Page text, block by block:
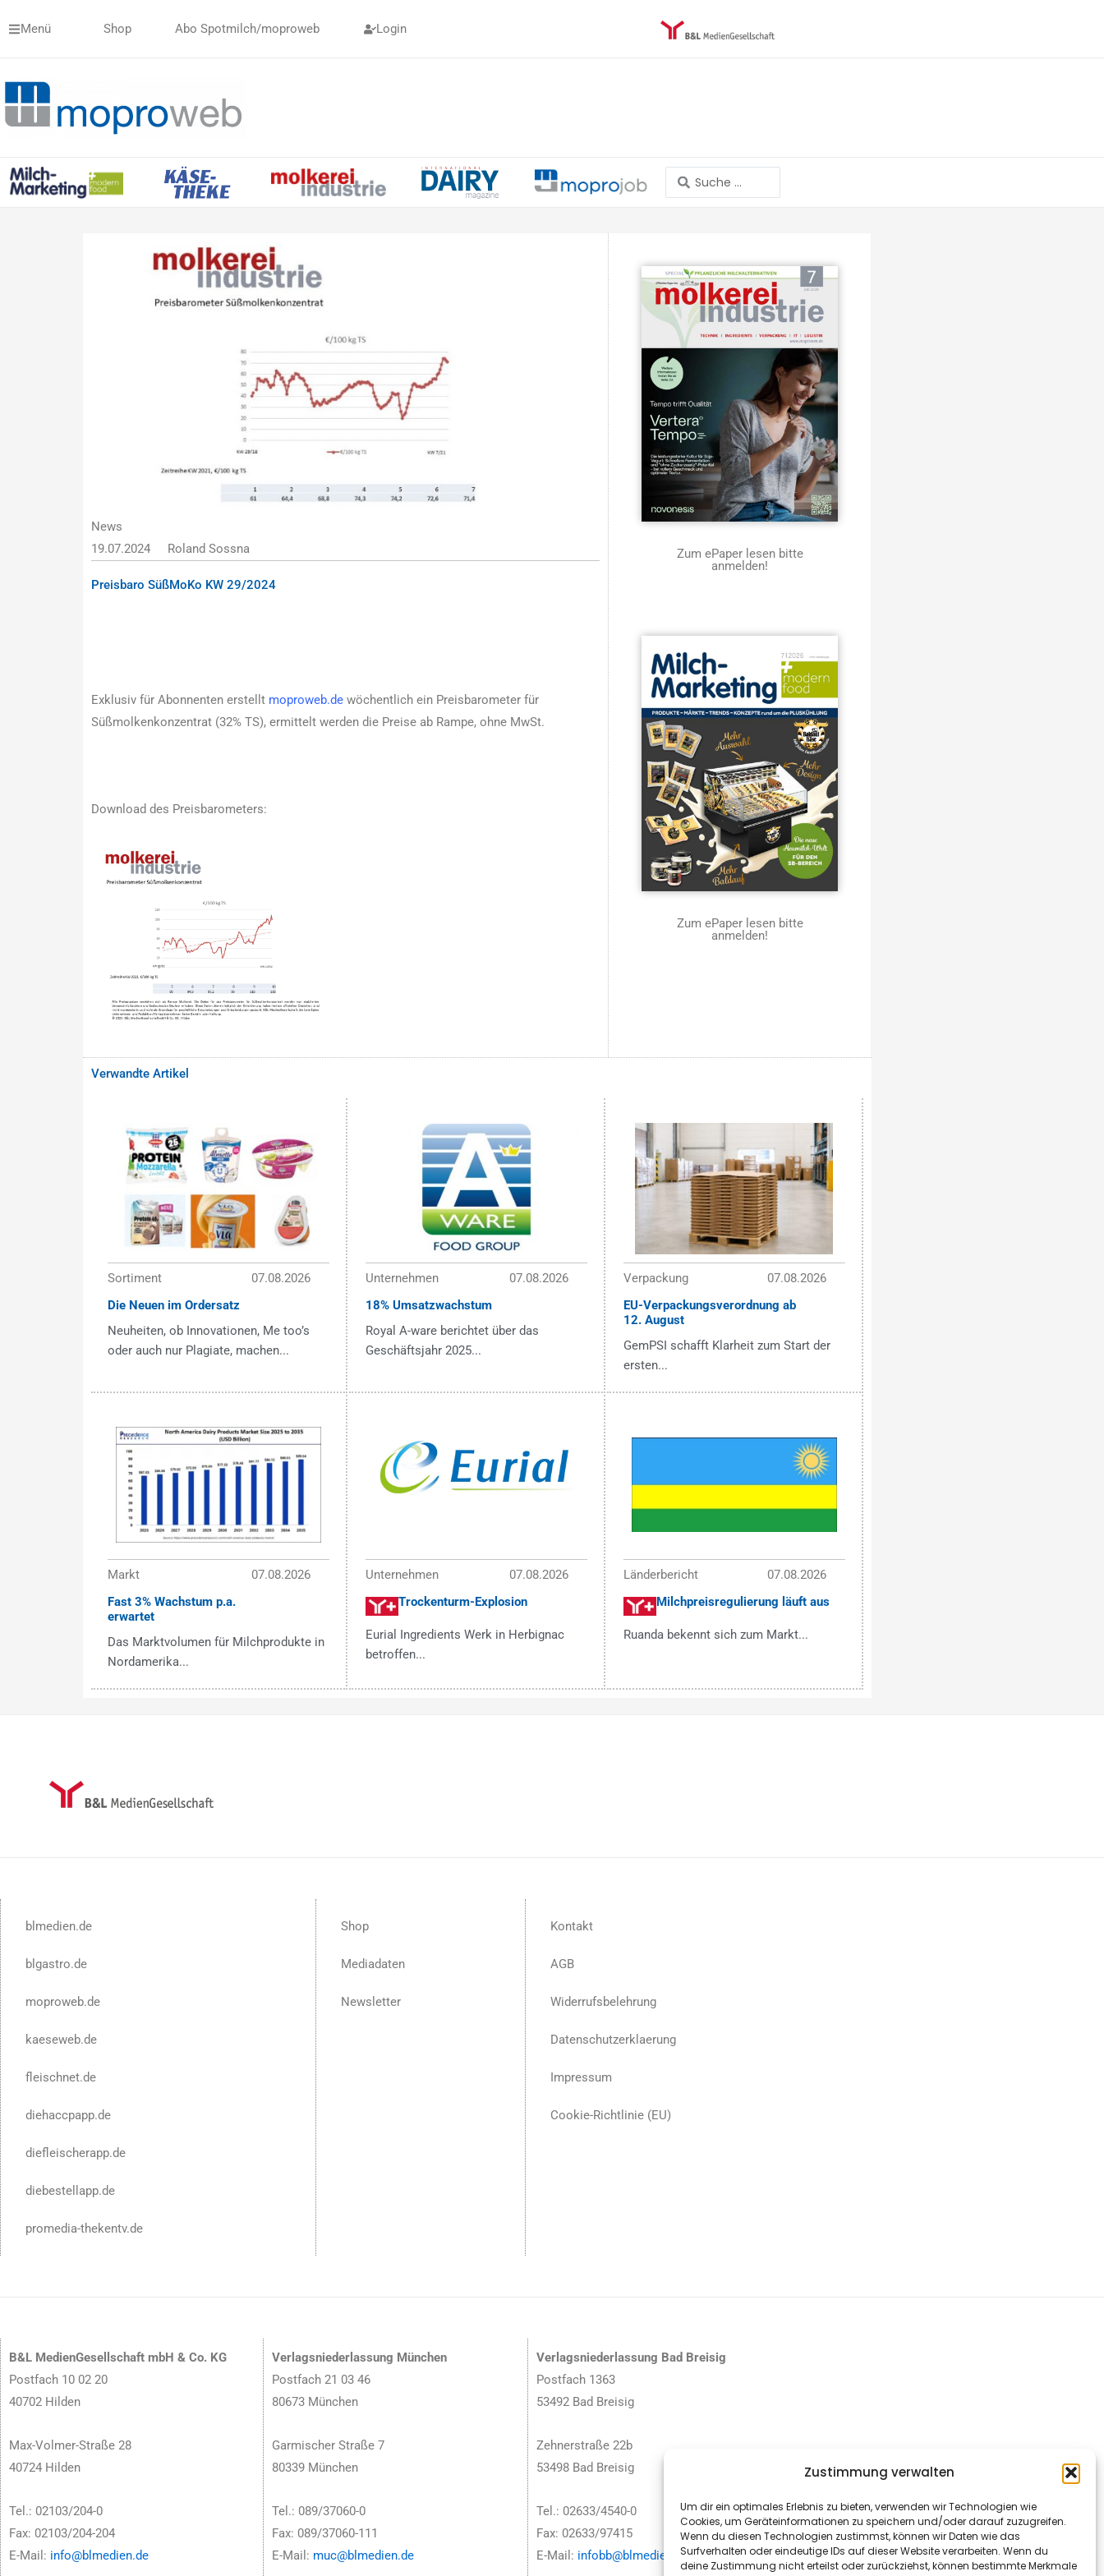
Zustimmung verwalten
Um dir ein optimales Erlebnis zu bieten, verwenden wir Technologien wie
Cookies, um Geräteinformationen zu speichern und/oder darauf zuzugreifen.
Wenn du diesen Technologien zustimmst, können wir Daten wie das
Surfverhalten oder eindeutige IDs auf dieser Website verarbeiten. Wenn du
deine Zustimmung nicht erteilst oder zurückziehst, können bestimmte Merkmale
InhaltMenü Shop Abo Spotmilch/moproweb Login
Search
...
News
19.07.2024
Roland Sossna
Preisbaro SüßMoKo KW 29/2024
Exklusiv für Abonnenten erstellt moproweb.dewöchentlich ein Preisbarometer für
Süßmolkenkonzentrat (32% TS), ermittelt werden die Preise ab Rampe, ohne MwSt.
Download des Preisbarometers:
Zum ePaper lesen bitte
anmelden!
Zum ePaper lesen bitte
anmelden!
Verwandte Artikel
Sortiment
07.08.2026
Die Neuen im Ordersatz
Neuheiten, ob Innovationen, Me too’s
oder auch nur Plagiate, machen...
Unternehmen
07.08.2026
18% Umsatzwachstum
Royal A-ware berichtet über das
Geschäftsjahr 2025...
Verpackung
07.08.2026
EU-Verpackungsverordnung ab
12. August
GemPSI schafft Klarheit zum Start der
ersten...
Markt
07.08.2026
Fast 3% Wachstum p.a.
erwartet
Das Marktvolumen für Milchprodukte in
Nordamerika...
Unternehmen
07.08.2026
Trockenturm-Explosion
Eurial Ingredients Werk in Herbignac
betroffen...
Länderbericht
07.08.2026
Milchpreisregulierung läuft aus
Ruanda bekennt sich zum Markt...
blmedien.de
blgastro.de
moproweb.de
kaeseweb.de
fleischnet.de
diehaccpapp.de
diefleischerapp.de
diebestellapp.de
promedia-thekentv.de
Shop
Mediadaten
Newsletter
Kontakt
AGB
Widerrufsbelehrung
Datenschutzerklaerung
Impressum
Cookie-Richtlinie (EU)
B&L MedienGesellschaft mbH & Co. KG
Postfach 10 02 20
40702 Hilden
Max-Volmer-Straße 28
40724 Hilden
Tel.: 02103/204-0
Fax: 02103/204-204
E-Mail: info@blmedien.de
Verlagsniederlassung München
Postfach 21 03 46
80673 München
Garmischer Straße 7
80339 München
Tel.: 089/37060-0
Fax: 089/37060-111
E-Mail: muc@blmedien.de
Verlagsniederlassung Bad Breisig
Postfach 1363
53492 Bad Breisig
Zehnerstraße 22b
53498 Bad Breisig
Tel.: 02633/4540-0
Fax: 02633/97415
E-Mail: infobb@blmedien.de